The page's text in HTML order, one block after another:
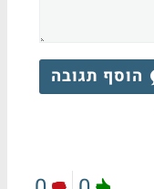
הוסף תגובה